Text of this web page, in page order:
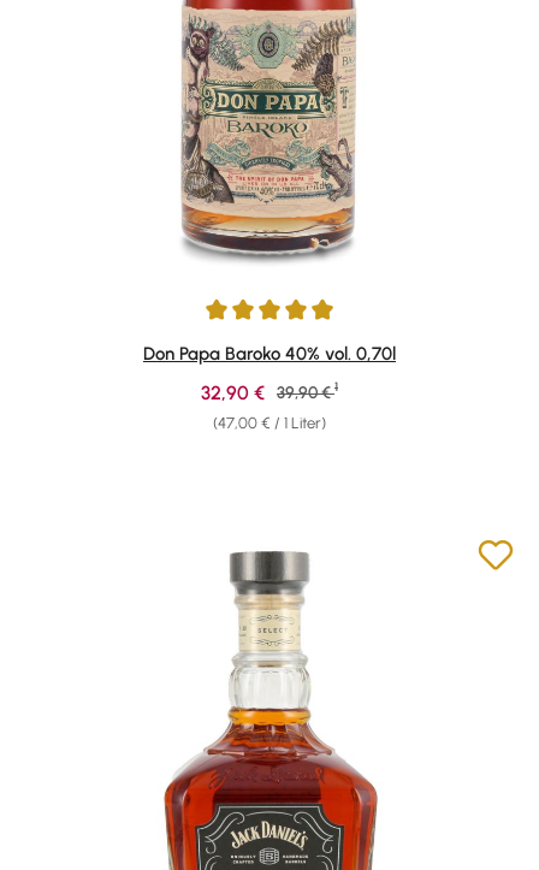
Durchschnittliche Bewertung von 4.88 von 5 Sternen
Don Papa Baroko 40% vol. 0,70l
(47,00 € / 1 Liter)
Verkaufspreis:
32,90 € Regulärer Preis:
39,90 € 1